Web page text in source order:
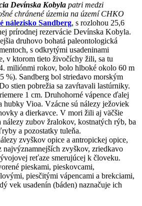
Devínska Kobyla patri medzi
chránené územia na území CHKO
nálezisko Sandberg, s rozlohou 25,6
prírodnej rezervácie Devínska Kobyla.
druhovo bohatá paleontologická
s odkrytými usadeninami
v ktorom tieto živočíchy žili, sa tu
miliónmi rokov, bolo hlboké okolo 60 m
%). Sandberg bol striedavo morským
stien pobrežia sa zavŕtavali lastúrniky.
1 cm. Druhohorné vápence ďalej
hubky Vioa. Vzácne sú nálezy ježoviek
a dierkavce. V mori žili aj väčšie
zubov žralokov, kostnatých rýb, ba
a pozostatky tuleňa.
zvyškov opice a antropickej opice,
najvýznamnejších zvyškov, zriedkavo
reťaze smerujúcej k človeku.
pieskami, pieskovcami,
piesčitými vápencami a brekciami,
vek usadenín (báden) naznačuje ich